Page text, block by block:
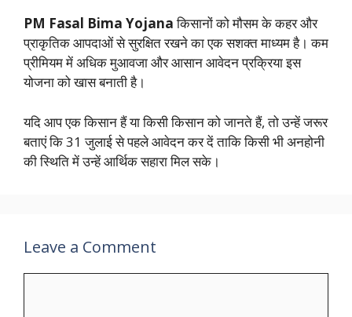
PM Fasal Bima Yojanaकिसानों को मौसम के कहर और
प्राकृतिक आपदाओं से सुरक्षित रखने का एक सशक्त माध्यम है। कम
प्रीमियम में अधिक मुआवजा और आसान आवेदन प्रक्रिया इस
योजना को खास बनाती है।
यदि आप एक किसान हैं या किसी किसान को जानते हैं, तो उन्हें जरूर
बताएं कि 31 जुलाई से पहले आवेदन कर दें ताकि किसी भी अनहोनी
की स्थिति में उन्हें आर्थिक सहारा मिल सके।
Leave a Comment